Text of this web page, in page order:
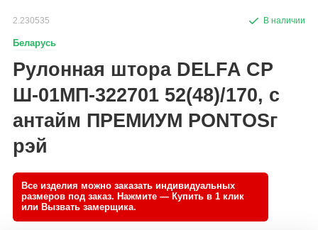
2.230535
Беларусь
Рулонная штора DELFA СР
Ш-01МП-322701 52(48)/170, с
антайм ПРЕМИУМ PONTOSг
рэй